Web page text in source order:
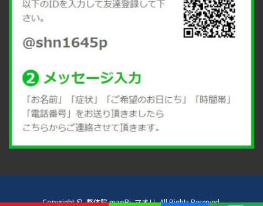
Copyright ©整体院 maoRi–マオリ-All Rights Reserved.